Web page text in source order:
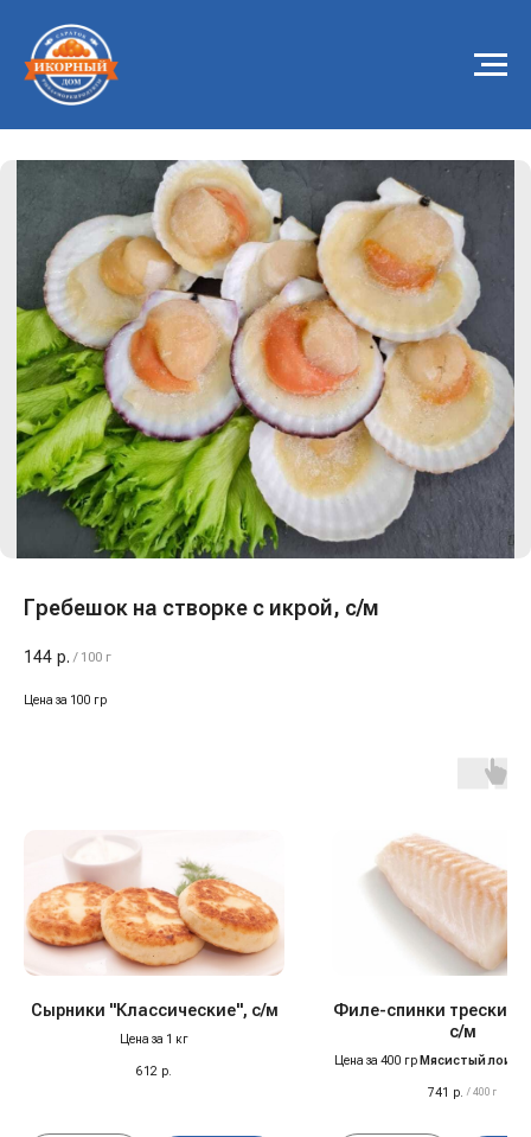
Гребешок на створке с икрой, с/м
144 р. / 100 г
Цена за 100 гр
Сырники "Классические", с/м
Цена за 1 кг
612 р.
Филе-спинки трески
с/м
Цена за 400 гр Мясистый лоин
741 р. / 400 г